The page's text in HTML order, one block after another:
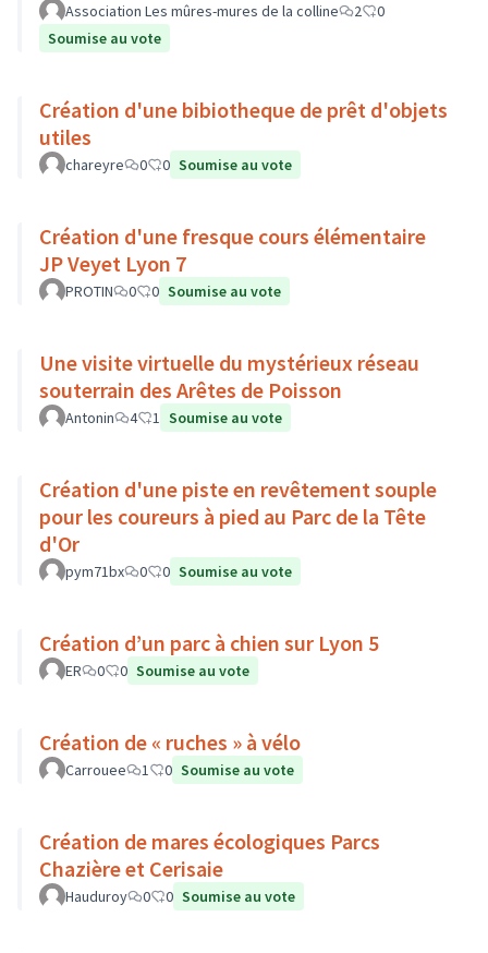
Association Les mûres-mures de la colline 2
0
Soumise au vote
Création d'une bibiotheque de prêt d'objets
utiles
chareyre 0 0 Soumise au vote
Création d'une fresque cours élémentaire
JP Veyet Lyon 7
PROTIN 0 0 Soumise au vote
Une visite virtuelle du mystérieux réseau
souterrain des Arêtes de Poisson
Antonin 4 1 Soumise au vote
Création d'une piste en revêtement souple
pour les coureurs à pied au Parc de la Tête
d'Or
pym71bx 0 0 Soumise au vote
Création d’un parc à chien sur Lyon 5
ER 0 0 Soumise au vote
Création de « ruches » à vélo
Carrouee 1 0 Soumise au vote
Création de mares écologiques Parcs
Chazière et Cerisaie
Hauduroy 0 0 Soumise au vote